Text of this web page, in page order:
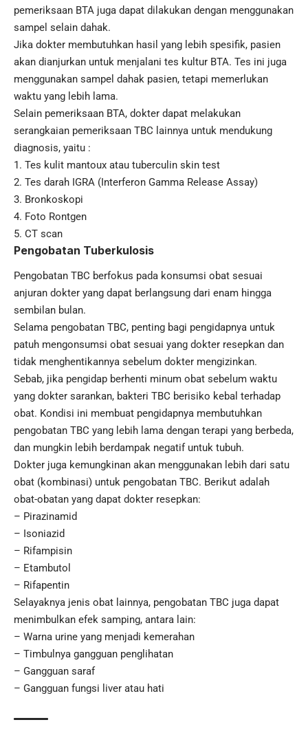
pemeriksaan BTA juga dapat dilakukan dengan menggunakan
sampel selain dahak.
Jika dokter membutuhkan hasil yang lebih spesifik, pasien
akan dianjurkan untuk menjalani tes kultur BTA. Tes ini juga
menggunakan sampel dahak pasien, tetapi memerlukan
waktu yang lebih lama.
Selain pemeriksaan BTA, dokter dapat melakukan
serangkaian pemeriksaan TBC lainnya untuk mendukung
diagnosis, yaitu :
1. Tes kulit mantoux atau tuberculin skin test
2. Tes darah IGRA (Interferon Gamma Release Assay)
3. Bronkoskopi
4. Foto Rontgen
5. CT scan
Pengobatan Tuberkulosis
Pengobatan TBC berfokus pada konsumsi obat sesuai
anjuran dokter yang dapat berlangsung dari enam hingga
sembilan bulan.
Selama pengobatan TBC, penting bagi pengidapnya untuk
patuh mengonsumsi obat sesuai yang dokter resepkan dan
tidak menghentikannya sebelum dokter mengizinkan.
Sebab, jika pengidap berhenti minum obat sebelum waktu
yang dokter sarankan, bakteri TBC berisiko kebal terhadap
obat. Kondisi ini membuat pengidapnya membutuhkan
pengobatan TBC yang lebih lama dengan terapi yang berbeda,
dan mungkin lebih berdampak negatif untuk tubuh.
Dokter juga kemungkinan akan menggunakan lebih dari satu
obat (kombinasi) untuk pengobatan TBC. Berikut adalah
obat-obatan yang dapat dokter resepkan:
– Pirazinamid
– Isoniazid
– Rifampisin
– Etambutol
– Rifapentin
Selayaknya jenis obat lainnya, pengobatan TBC juga dapat
menimbulkan efek samping, antara lain:
– Warna urine yang menjadi kemerahan
– Timbulnya gangguan penglihatan
– Gangguan saraf
– Gangguan fungsi liver atau hati